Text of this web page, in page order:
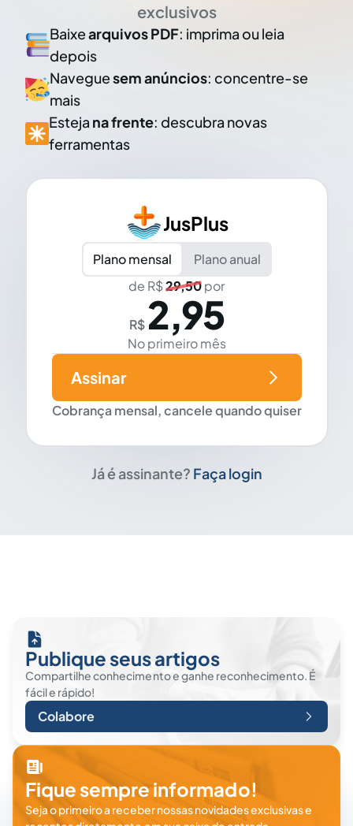
exclusivos
Baixearquivos PDF: imprima ou leia
depois
Naveguesem anúncios: concentre-se
mais
Esteja na frente: descubra novas
ferramentas
JusPlus
Plano mensal
Plano anual
de R$29,50por
R$ 2,95
No primeiro mês
Cobrança mensal, cancele quando quiser
Assinar
Já é assinante? Faça login
Publique seus artigos
Compartilhe conhecimento e ganhe reconhecimento. É
fácil e rápido!
Colabore
Fique sempre informado!
Seja o primeiro a receber nossas novidades exclusivas e